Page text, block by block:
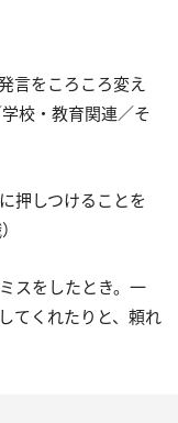
言をころころ変え
校・教育関連／そ
押しつけることを
スをしたとき。一
てくれたりと、頼れ